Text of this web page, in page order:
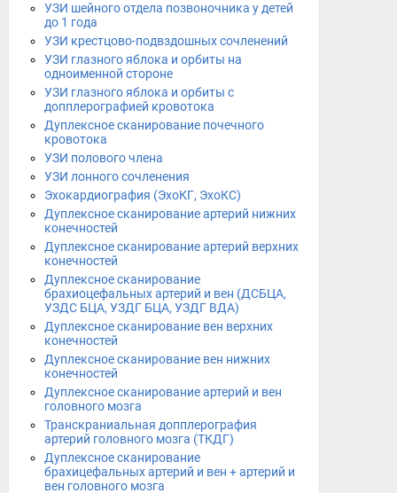
УЗИ шейного отдела позвоночника у детей
до 1 года
УЗИ крестцово-подвздошных сочленений
УЗИ глазного яблока и орбиты на
одноименной стороне
УЗИ глазного яблока и орбиты с
допплерографией кровотока
Дуплексное сканирование почечного
кровотока
УЗИ полового члена
УЗИ лонного сочленения
Эхокардиография (ЭхоКГ, ЭхоКС)
Дуплексное сканирование артерий нижних
конечностей
Дуплексное сканирование артерий верхних
конечностей
Дуплексное сканирование
брахиоцефальных артерий и вен (ДСБЦА,
УЗДС БЦА, УЗДГ БЦА, УЗДГ ВДА)
Дуплексное сканирование вен верхних
конечностей
Дуплексное сканирование вен нижних
конечностей
Дуплексное сканирование артерий и вен
головного мозга
Транскраниальная допплерография
артерий головного мозга (ТКДГ)
Дуплексное сканирование
брахицефальных артерий и вен + артерий и
вен головного мозга